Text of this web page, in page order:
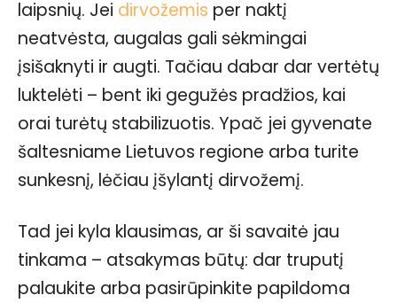
laipsnių. Jei dirvožemis per naktį
neatvėsta, augalas gali sėkmingai
įsišaknyti ir augti. Tačiau dabar dar vertėtų
luktelėti – bent iki gegužės pradžios, kai
orai turėtų stabilizuotis. Ypač jei gyvenate
šaltesniame Lietuvos regione arba turite
sunkesnį, lėčiau įšylantį dirvožemį.
Tad jei kyla klausimas, ar ši savaitė jau
tinkama – atsakymas būtų: dar truputį
palaukite arba pasirūpinkite papildoma